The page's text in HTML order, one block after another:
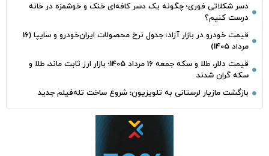
دسر شکلاتی فوری؛ چگونه یک دسر کافه‌ای خنک و خوشمزه در خانه
درست کنیم؟
قیمت خودرو در بازار آزاد؛ جدول نرخ محصولات ایران‌خودرو و سایپا (16
مرداد 1405)
قیمت دلار، طلا و سکه جمعه 16 مرداد 1405؛ بازار ارز ثابت ماند، طلا و
سکه گران شدند
بازگشت مازیار لرستانی به تلویزیون؛ شروع ساخت تله‌فیلم جدید